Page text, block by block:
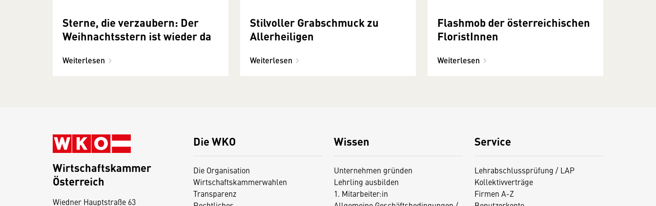
Sterne, die verzaubern: Der
Weihnachtsstern ist wieder da
Weiterlesen
Stilvoller Grabschmuck zu
Allerheiligen
Weiterlesen
Flashmob der österreichischen
FloristInnen
Weiterlesen
Die WKO
Die Organisation
Wirtschaftskammerwahlen
Transparenz
Wissen
Unternehmen gründen
Lehrling ausbilden
1. Mitarbeiter:in
Service
Lehrabschlussprüfung / LAP
Kollektivverträge
Firmen A-Z
Wirtschaftskammer
Österreich
Wiedner Hauptstraße 63